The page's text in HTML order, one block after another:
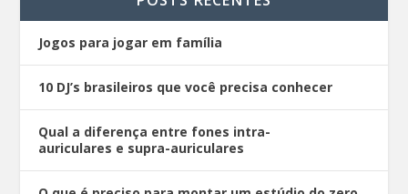
Jogos para jogar em família
10 DJ’s brasileiros que você precisa conhecer
Qual a diferença entre fones intra-
auriculares e supra-auriculares